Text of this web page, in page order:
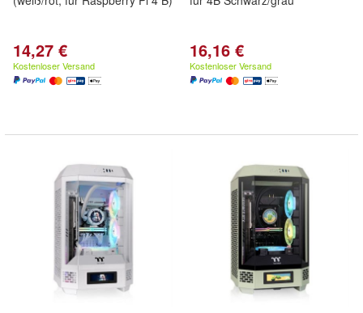
14,27 €
Kostenloser Versand
16,16 €
Kostenloser Versand